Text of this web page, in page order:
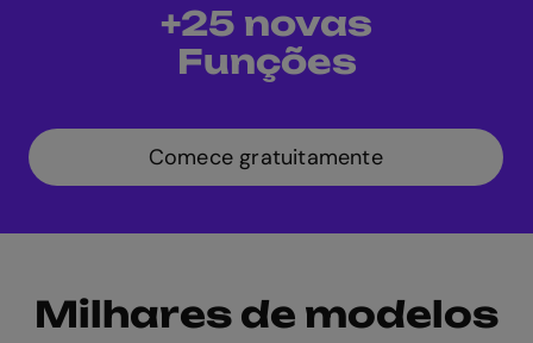
+25 novas
Funções
Comece gratuitamente
Milhares de modelos